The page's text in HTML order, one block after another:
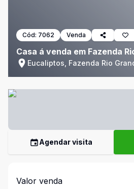
Cód: 7062 Venda
Casa á venda em Fazenda
Eucaliptos, Fazenda Rio
Agendar visita
Valor venda